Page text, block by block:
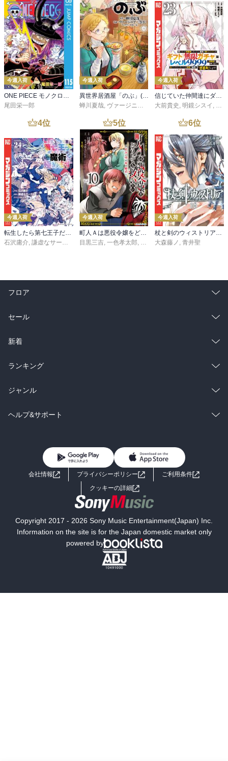
今週入荷
ONE PIECE モノクロ版 115
尾田栄一郎
今週入荷
異世界居酒屋「のぶ」(22)
蝉川夏哉, ヴァージニア二等兵 ,転
今週入荷
信じていた仲間達にダンジョン奥地で殺されかけたがギフト『無限ガチャ』でレベル９９９９の仲間達を手に入れて元パーティーメンバーと世界に復讐＆『ざまぁ！』します！（２３）
大前貴史 , 明鏡シスイ , ｔ
4位
今週入荷
転生したら第七王子だったので、気ままに魔術を極めます（２４）
石沢庸介, 謙虚なサークル メル。
5位
今週入荷
町人Ａは悪役令嬢をどうしても救いたい ～どぶと空と氷の姫君～１０【電子書店共通特典イラスト付】
目黒三吉, 一色孝太郎, Parum
6位
今週入荷
杖と剣のウィストリア（１６）
大森藤ノ , 青井聖
フロア
総合
ラノベ
雑誌・グラビア
BL・TL
セール
総合
ラノベ
雑誌・グラビア
BL・TL
新着
総合
ラノベ
雑誌・グラビア
ランキング
総合
ラノベ
ジャンル
コミック
ライトノベル 男子向けラノベ
小説
海外小説
ミステリー SF
文学
ヘルプ&サポート
よくあるご質問 お問い合わせ
会社情報 プライバシーポリシー
ご利用条件
クッキーの詳細
Copyright 2017 - 2026 Sony Music Entertainment(Japan) Inc.
Information on the site is for the Japan domestic market only
powered by